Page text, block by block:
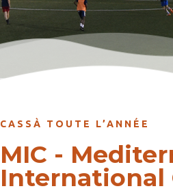
CASSÀ TOUTE L’ANNÉE
MIC -
International